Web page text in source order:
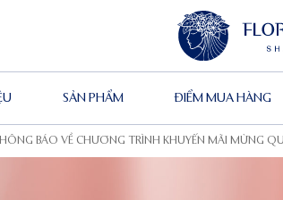
SẢN PHẨM ĐIỂM MUA HÀNG
BÁO VỀ CHƯƠNG TRÌNH KHUYẾN MÃI MỪNG